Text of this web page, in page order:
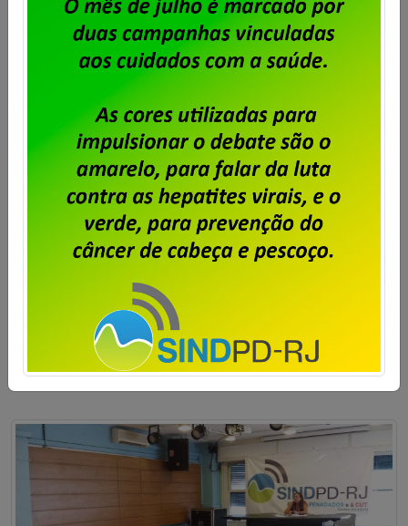
Trabalhadores do Proderj
reivindicam melhorias
Publicado porImprensaem03/02/2016.
Em mobilização realizada hoje (03), na porta do
Centro de Tecnologia da Informação e
Comunicação do Estado do Rio de Janeiro (Proderj),
localizado à Rua da Ajuda, 05 -Centro, os
trabalhadores e trabalhadoras questionaram o
governo do Estado quanto ao futuro da autarquia.
Na mobilização “UM […]
Saiba mais